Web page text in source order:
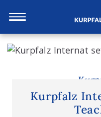
S
Kurpfalz